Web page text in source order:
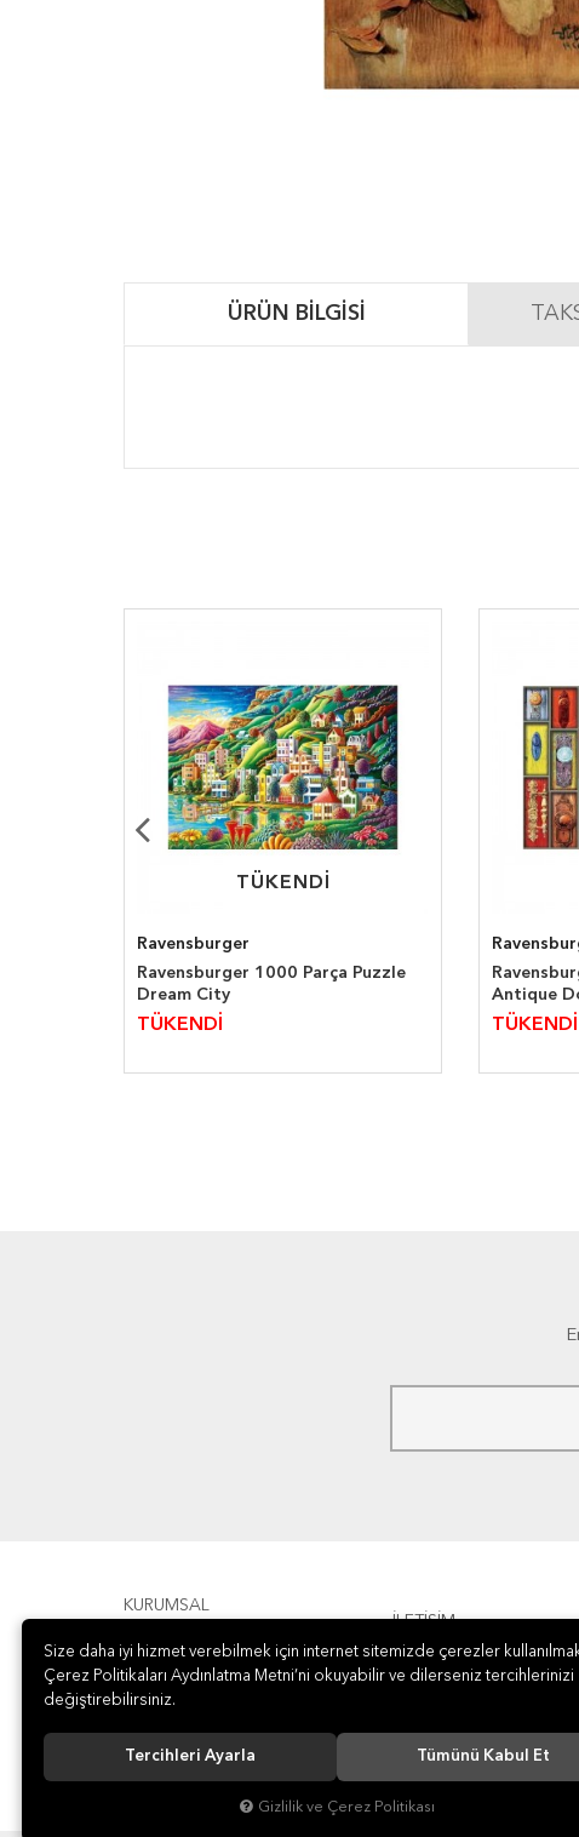
ÜRÜN BILGISI
TÜKENDİ
TÜKENDİ
Ravensburger
Ravensburger 1000 Parça Puzzle
Dream City
TÜKENDİ
Antique
TÜKENDİ
KURUMSAL
ÖDEME
İLETİŞİM
Size daha iyi hizmet verebilmek için internet sitemizde çerezler
Çerez Politikaları Aydınlatma Metni’ni okuyabilir ve dilerseniz tercihlerinizi
değiştirebilirsiniz.
Tercihleri Ayarla Tümünü Kabul Et
Gizlilik ve Çerez Politikası